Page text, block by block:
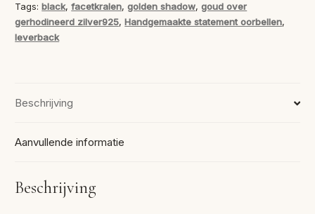
Tags:black,facetkralen,golden shadow,goud over
gerhodineerd zilver925,Handgemaakte statement oorbellen,
leverback
Beschrijving
Aanvullende informatie
Beschrijving